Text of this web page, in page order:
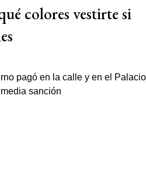
colores vestirte si